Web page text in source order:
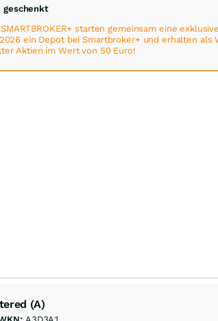
geschenkt
starten gemeinsam eine
ein Depot bei Smartbroker+ und erhalten als
Aktien im Wert von 50 Euro!
(A)